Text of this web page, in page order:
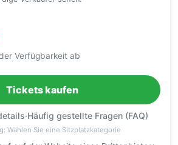
Verfügbarkeit ab
Tickets kaufen
·Häufig gestellte Fragen (FAQ)
Wählen Sie eine Sitzplatzkategorie